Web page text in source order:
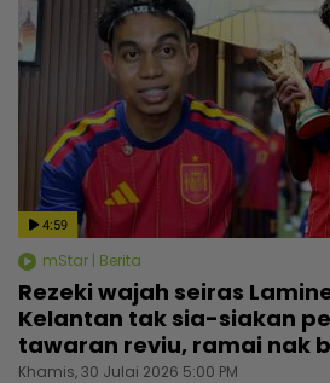
4:59
mStar | Berita
Rezeki wajah seiras
Kelantan tak sia-siakan
tawaran reviu, ramai nak
Khamis, 30 Julai 2026 5:00 PM